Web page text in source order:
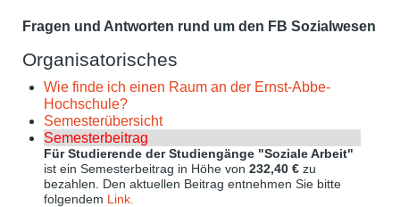
Fragen und Antworten rund um den FB Sozialwesen
Organisatorisches
Wie finde ich einen Raum an der Ernst-Abbe-
Hochschule?
Semesterübersicht
Semesterbeitrag
Für Studierende der Studiengänge "Soziale Arbeit"
ist ein Semesterbeitrag in Höhe von 232,40 € zu
bezahlen. Den aktuellen Beitrag entnehmen Sie bitte
folgendem Link.